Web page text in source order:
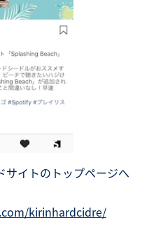
サイトのトップページへ
kirinhardcidre/